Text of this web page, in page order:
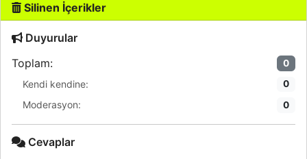
Silinen İçerikler
Duyurular
Toplam:
0
Kendi kendine: 0
Moderasyon: 0
Cevaplar